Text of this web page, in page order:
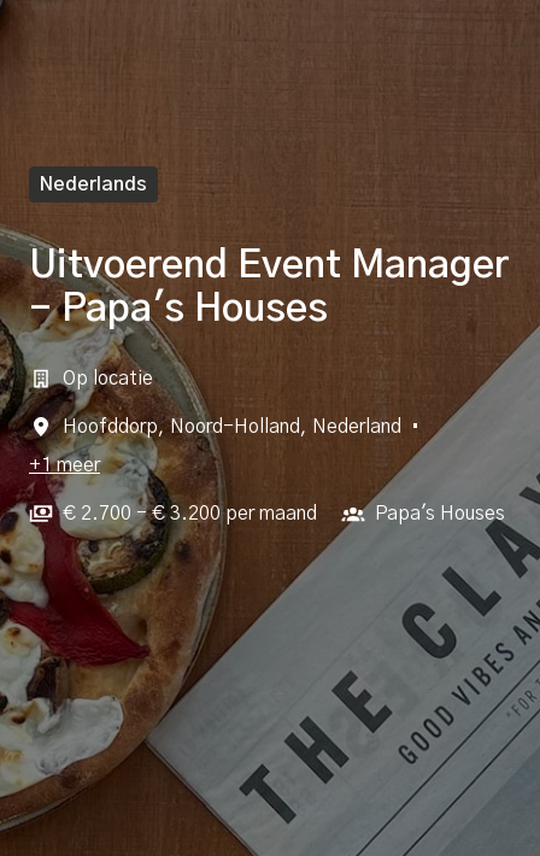
Nederlands
Uitvoerend Event Manager
- Papa's Houses
Op locatie
Hoofddorp, Noord-Holland , Nederland
•
+1 meer
€ 2.700 - € 3.200 per maand Papa's Houses